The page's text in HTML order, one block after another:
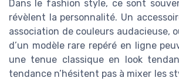
Dans le fashion style, ce sont
révèlent la personnalité. Un
association de couleurs audacieuse,
d’un modèle rare repéré en ligne
une tenue classique en look
tendance n’hésitent pas à mixer les